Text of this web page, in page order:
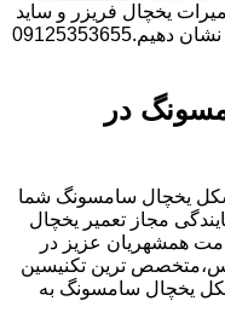
یخچال فریزر و ساید
بای ساید سامسونگ باید بدانید را به شما نشان دهیم.09125353655
در
یخچال سامسونگ شما
مجاز تعمیر یخچال
همشهریان عزیز در
ترین تکنیسین
یخچال سامسونگ به